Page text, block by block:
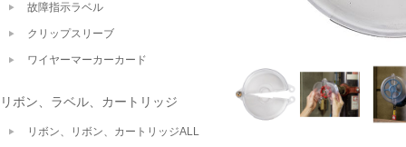
故障指示ラベル
クリップスリーブ
ワイヤーマーカーカード
リボン、ラベル、カートリッジ
リボン、リボン、カートリッジALL